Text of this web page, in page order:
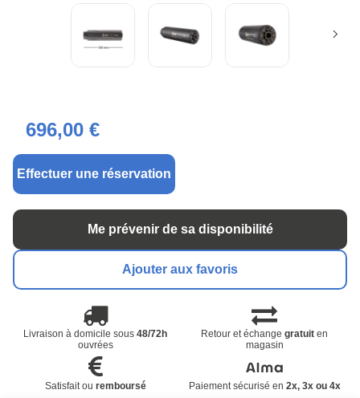
696,00 €
Effectuer une réservation
Me prévenir de sa disponibilité
Ajouter aux favoris
Livraison à domicile sous48/72h
ouvrées
Retour et échangegratuit en
magasin
Satisfait ou remboursé Paiement sécurisé en 2x, 3x ou 4x